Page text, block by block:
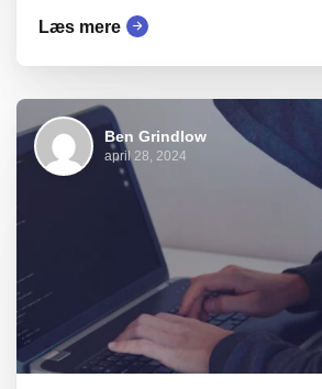
Læs mere
Ben Grindlow
april 28, 2024